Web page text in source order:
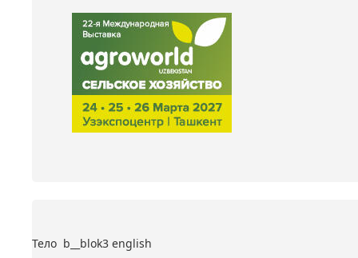
Тело b__blok3 english